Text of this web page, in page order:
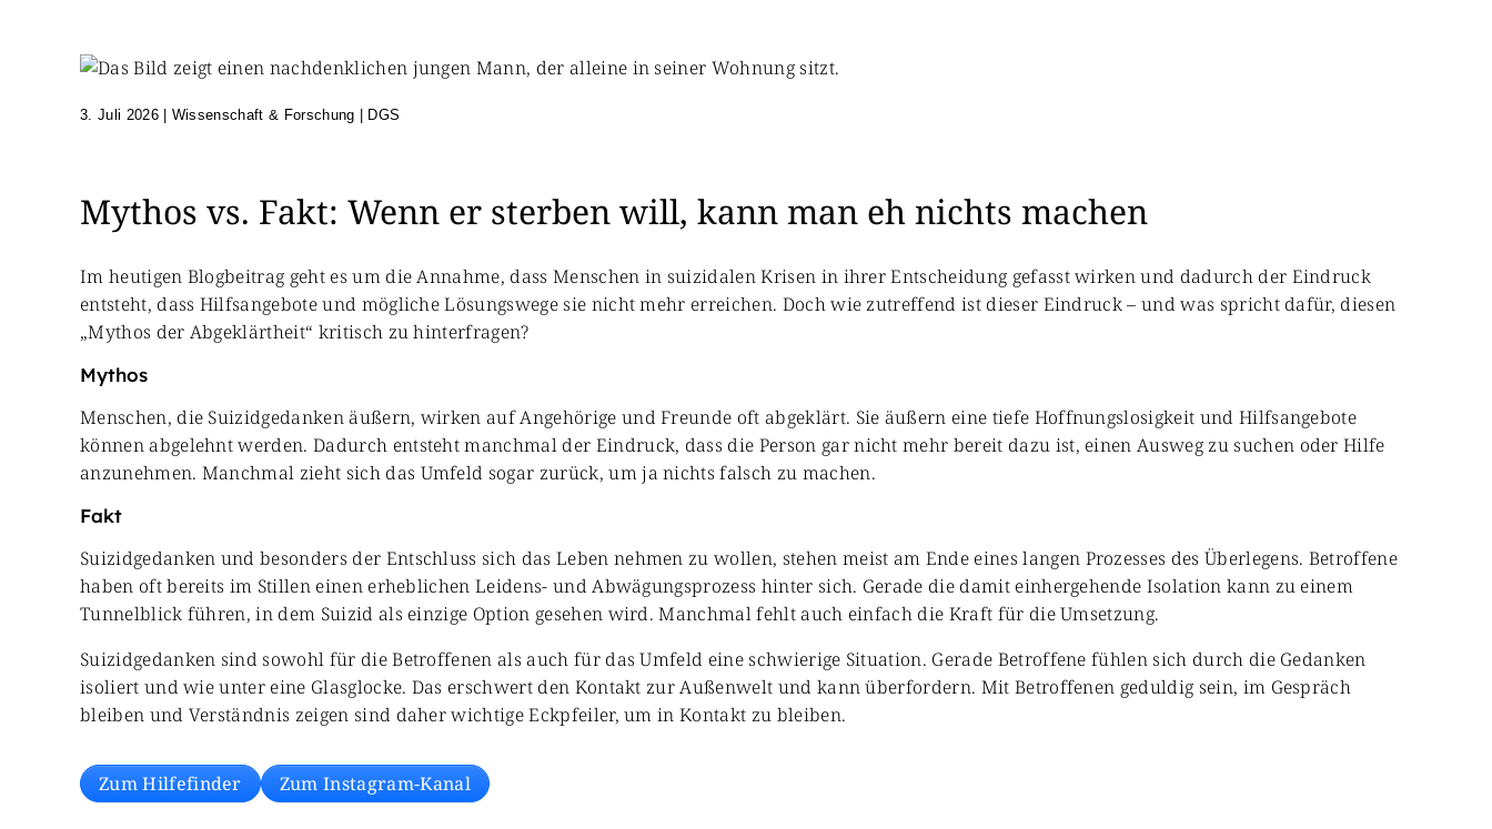
3. Juli 2026| Wissenschaft & Forschung | DGS
Mythos vs. Fakt: Wenn er sterben will, kann man eh nichts machen
Im heutigen Blogbeitrag geht es um die Annahme, dass Menschen in suizidalen Krisen in ihrer Entscheidung gefasst wirken und dadurch der Eindruck
entsteht, dass Hilfsangebote und mögliche Lösungswege sie nicht mehr erreichen. Doch wie zutreffend ist dieser Eindruck – und was spricht dafür, diesen
„Mythos der Abgeklärtheit“ kritisch zu hinterfragen?
Mythos
Menschen, die Suizidgedanken äußern, wirken auf Angehörige und Freunde oft abgeklärt. Sie äußern eine tiefe Hoffnungslosigkeit und Hilfsangebote
können abgelehnt werden. Dadurch entsteht manchmal der Eindruck, dass die Person gar nicht mehr bereit dazu ist, einen Ausweg zu suchen oder Hilfe
anzunehmen. Manchmal zieht sich das Umfeld sogar zurück, um ja nichts falsch zu machen.
Fakt
Suizidgedanken und besonders der Entschluss sich das Leben nehmen zu wollen, stehen meist am Ende eines langen Prozesses des Überlegens. Betroffene
haben oft bereits im Stillen einen erheblichen Leidens- und Abwägungsprozess hinter sich. Gerade die damit einhergehende Isolation kann zu einem
Tunnelblick führen, in dem Suizid als einzige Option gesehen wird. Manchmal fehlt auch einfach die Kraft für die Umsetzung.
Suizidgedanken sind sowohl für die Betroffenen als auch für das Umfeld eine schwierige Situation. Gerade Betroffene fühlen sich durch die Gedanken
isoliert und wie unter eine Glasglocke. Das erschwert den Kontakt zur Außenwelt und kann überfordern. Mit Betroffenen geduldig sein, im Gespräch
bleiben und Verständnis zeigen sind daher wichtige Eckpfeiler, um in Kontakt zu bleiben.
Zum Hilfefinder Zum Instagram-Kanal